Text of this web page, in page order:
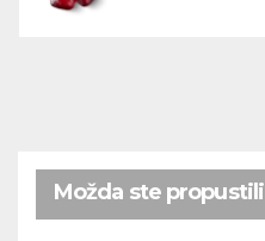
Možda ste propustili